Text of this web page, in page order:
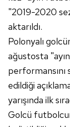
"2019-2020
aktarıldı.
Polonyalı
ağustosta
edildiği
yarışında ilk
Golcü